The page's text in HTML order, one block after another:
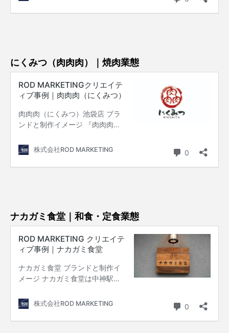
にくみつ（肉肉肉）｜焼肉業態
ナカガミ食堂｜和食・定食業態